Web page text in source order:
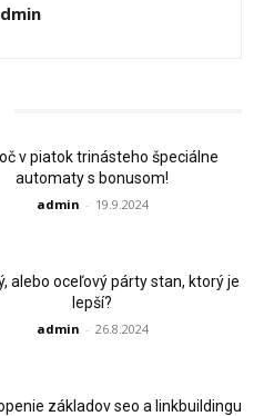
v piatok trinásteho špeciálne
automaty s bonusom!
admin - 19.9.2024
alebo oceľový párty stan, ktorý je
lepší?
admin - 26.8.2024
základov seo a linkbuildingu